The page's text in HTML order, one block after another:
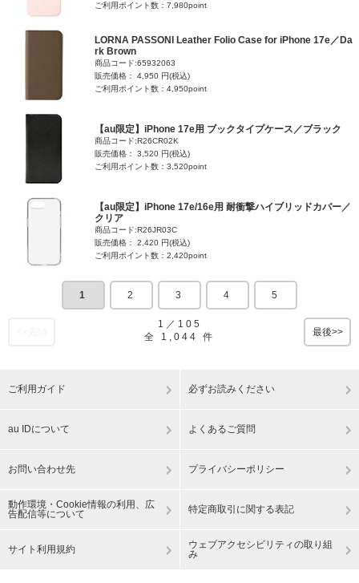
ご利用ポイント数：7,980point
LORNA PASSONI Leather Folio Case for iPhone 17e／Da
rk Brown
商品コード:65932063
販売価格： 4,950 円(税込)
ご利用ポイント数：4,950point
【au限定】iPhone 17e用 ブックタイプケース／ブラック
商品コード:R26CR02K
販売価格： 3,520 円(税込)
ご利用ポイント数：3,520point
【au限定】iPhone 17e/16e用 耐衝撃ハイブリッドカバー／
クリア
商品コード:R26JR03C
販売価格： 2,420 円(税込)
ご利用ポイント数：2,420point
1 2 3 4 5
最後>>
1 ／ 105
全 1,044 件
ご利用ガイド 必ずお読みください
au IDについて よくあるご質問
お問い合わせ先 プライバシーポリシー
動作環境・Cookie情報の利用、広
告配信等について
特定商取引に関する表記
サイト利用規約
ウェブアクセシビリティの取り組
み